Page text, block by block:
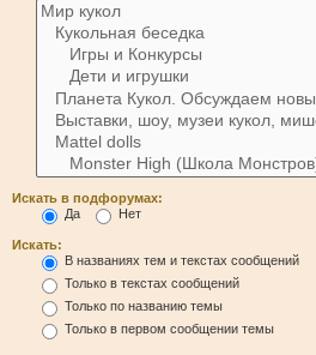
Искать в подфорумах:
Да
Нет
Искать:
В названиях тем и текстах сообщений
Только в текстах сообщений
Только по названию темы
Только в первом сообщении темы